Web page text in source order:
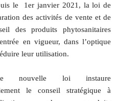
le 1er janvier 2021, la loi de
des activités de vente et de
des produits phytosanitaires
en vigueur, dans l’optique
leur utilisation.
nouvelle loi instaure
le conseil stratégique à